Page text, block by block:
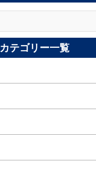
カテゴリー一覧